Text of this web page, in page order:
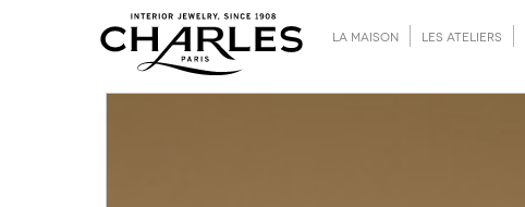
LA MAISON LES ATELIERS